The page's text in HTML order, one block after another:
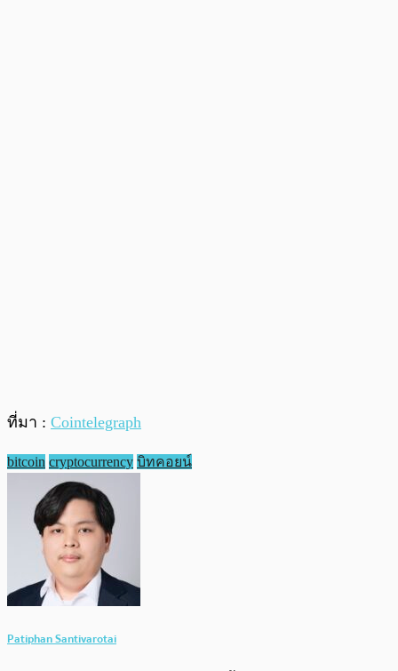
ที่มา : Cointelegraph
bitcoin cryptocurrency บิทคอยน์
Patiphan Santivarotai